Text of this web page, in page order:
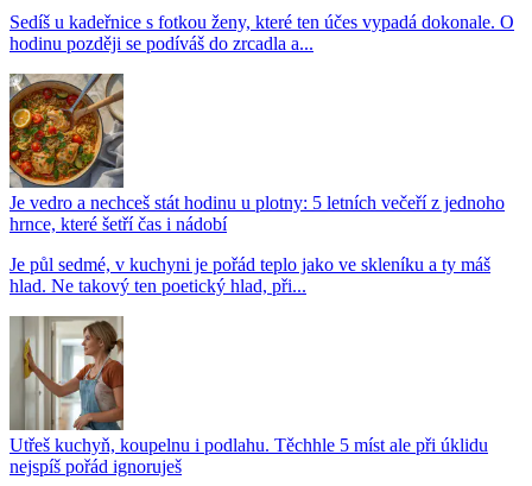
Sedíš u kadeřnice s fotkou ženy, které ten účes vypadá dokonale. O
hodinu později se podíváš do zrcadla a...
Je vedro a nechceš stát hodinu u plotny: 5 letních večeří z jednoho
hrnce, které šetří čas i nádobí
Je půl sedmé, v kuchyni je pořád teplo jako ve skleníku a ty máš
hlad. Ne takový ten poetický hlad, při...
Utřeš kuchyň, koupelnu i podlahu. Těchhle 5 míst ale při úklidu
nejspíš pořád ignoruješ